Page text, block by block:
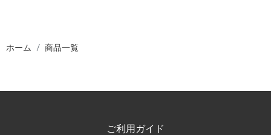
ホーム 商品一覧
ご利用ガイド